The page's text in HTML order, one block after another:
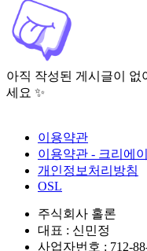
아직 작성된 게시글이 없
세요 ✨
이용약관
이용약관 - 크리에
개인정보처리방침
OSL
주식회사 홀론
대표 : 신민정
사업자번호 : 712-